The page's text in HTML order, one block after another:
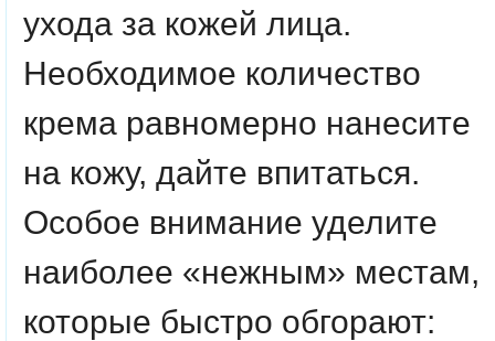
ухода за кожей лица.
Необходимое количество
крема равномерно нанесите
на кожу, дайте впитаться.
Особое внимание уделите
наиболее «нежным» местам,
которые быстро обгорают: